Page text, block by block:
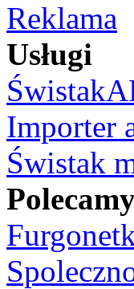
Reklama
Usługi
Importer
Świstak